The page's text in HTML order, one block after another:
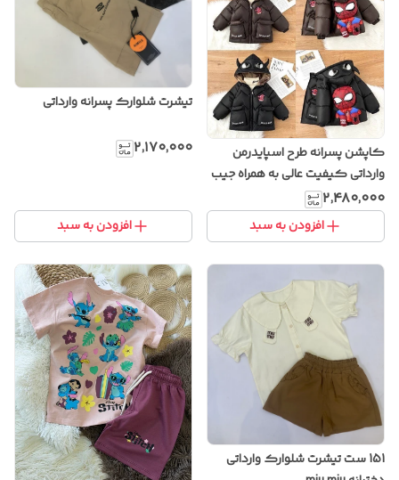
کاپشن پسرانه طرح اسپایدرمن
وارداتی کیفیت عالی به همراه جیب
زیپدار در پشت
۲٬۴۸۰٬۰۰۰
افزودن به سبد
تیشرت شلوارک پسرانه وارداتی
۲٬۱۷۰٬۰۰۰
افزودن به سبد
151 ست تیشرت شلوارک وارداتی